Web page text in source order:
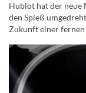
Hublot hat der neue
den Spieß
Zukunft einer fernen